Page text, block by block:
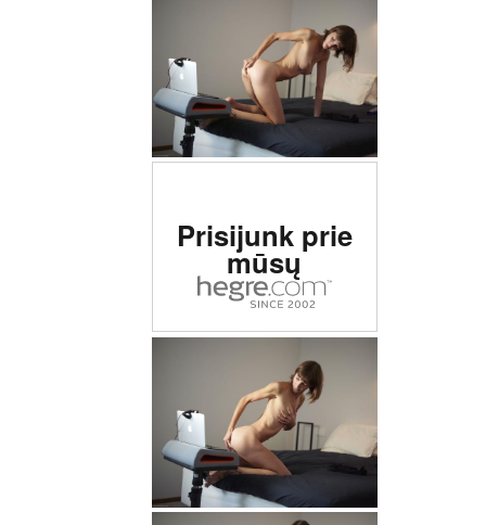
svetainė pasaulyje
Prisijunk prie
mūsų